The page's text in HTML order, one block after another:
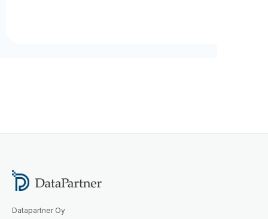
Datapartner Oy